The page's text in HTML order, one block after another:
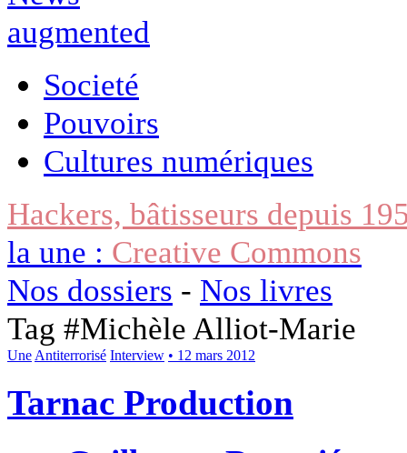
Societé
Pouvoirs
Cultures numériques
Hackers, bâtisseurs depuis
la une : Creative Commons
Nos dossiers - Nos livres
Tag #Michèle Alliot-Marie
Une Antiterrorisé Interview • 12 mars 2012
Tarnac Production